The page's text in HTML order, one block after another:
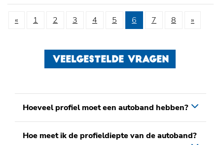
« 1 2 3 4 5 6 7 8 »
VEELGESTELDE VRAGEN
Hoeveel profiel moet een autoband hebben?
Hoe meet ik de profieldiepte van de autoband?